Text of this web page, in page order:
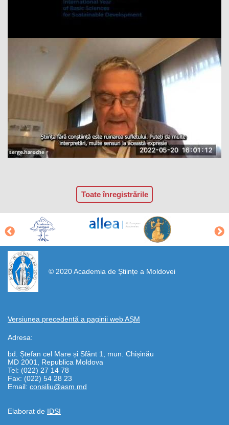
Toate înregistrările
© 2020 Academia de Științe a Moldovei
Versiunea precedentă a paginii web AȘM
Adresa:
bd. Ștefan cel Mare și Sfânt 1, mun. Chișinău
MD 2001, Republica Moldova
Tel: (022) 27 14 78
Fax: (022) 54 28 23
Email: consiliu@asm.md
Elaborat de IDSI
https://propletenie.ru/